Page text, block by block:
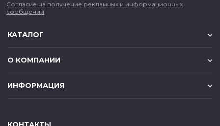
Согласие на получение рекламных и информационных
сообщений
КАТАЛОГ
О КОМПАНИИ
ИНФОРМАЦИЯ